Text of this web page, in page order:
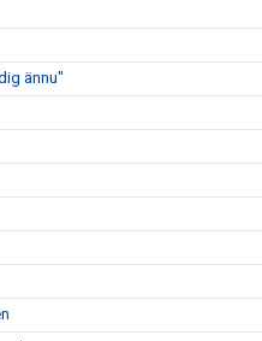
ännu"